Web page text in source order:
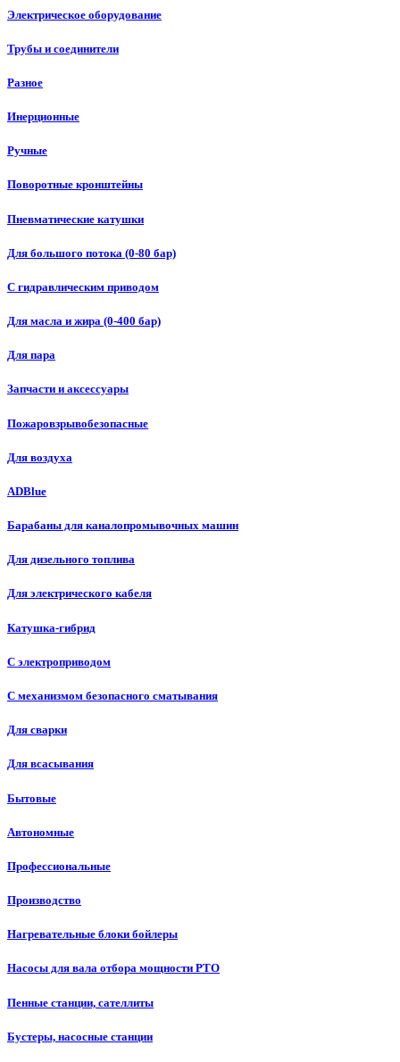
Электрическое оборудование
Трубы и соединители
Разное
Инерционные
Ручные
Поворотные кронштейны
Пневматические катушки
Для большого потока (0-80 бар)
С гидравлическим приводом
Для масла и жира (0-400 бар)
Для пара
Запчасти и аксессуары
Пожаровзрывобезопасные
Для воздуха
ADBlue
Барабаны для каналопромывочных машин
Для дизельного топлива
Для электрического кабеля
Катушка-гибрид
С электроприводом
С механизмом безопасного сматывания
Для сварки
Для всасывания
Бытовые
Автономные
Профессиональные
Производство
Нагревательные блоки бойлеры
Насосы для вала отбора мощности PTO
Пенные станции, сателлиты
Бустеры, насосные станции